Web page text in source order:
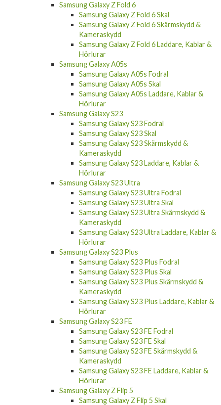
Samsung Galaxy Z Fold 6 Skal
Samsung Galaxy Z Fold 6 Skärmskydd &
Kameraskydd
Samsung Galaxy Z Fold 6 Laddare, Kablar &
Hörlurar
Samsung Galaxy A05s
Samsung Galaxy A05s Fodral
Samsung Galaxy A05s Skal
Samsung Galaxy A05s Laddare, Kablar &
Hörlurar
Samsung Galaxy S23
Samsung Galaxy S23 Fodral
Samsung Galaxy S23 Skal
Samsung Galaxy S23 Skärmskydd &
Kameraskydd
Samsung Galaxy S23 Laddare, Kablar &
Hörlurar
Samsung Galaxy S23 Ultra
Samsung Galaxy S23 Ultra Fodral
Samsung Galaxy S23 Ultra Skal
Samsung Galaxy S23 Ultra Skärmskydd &
Kameraskydd
Samsung Galaxy S23 Ultra Laddare, Kablar &
Hörlurar
Samsung Galaxy S23 Plus
Samsung Galaxy S23 Plus Fodral
Samsung Galaxy S23 Plus Skal
Samsung Galaxy S23 Plus Skärmskydd &
Kameraskydd
Samsung Galaxy S23 Plus Laddare, Kablar &
Hörlurar
Samsung Galaxy S23 FE
Samsung Galaxy S23 FE Fodral
Samsung Galaxy S23 FE Skal
Samsung Galaxy S23 FE Skärmskydd &
Kameraskydd
Samsung Galaxy S23 FE Laddare, Kablar &
Hörlurar
Samsung Galaxy Z Flip 5
Samsung Galaxy Z Flip 5 Skal
Samsung Galaxy Z Flip 5 Skärmskydd &